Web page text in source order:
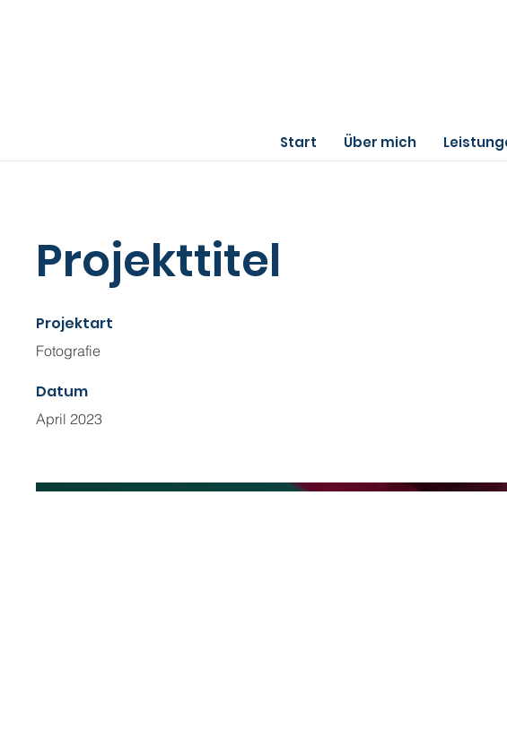
Start Über mich
Projekttitel
Projektart
Fotografie
Datum
April 2023